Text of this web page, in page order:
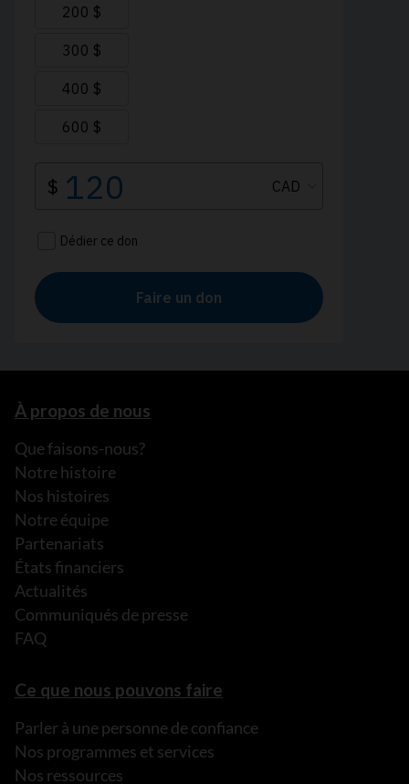
À propos de nous
Que faisons-nous?
Notre histoire
Nos histoires
Notre équipe
Partenariats
États financiers
Actualités
Communiqués de presse
FAQ
Ce que nous pouvons faire
Parler à une personne de confiance
Nos programmes et services
Nos ressources